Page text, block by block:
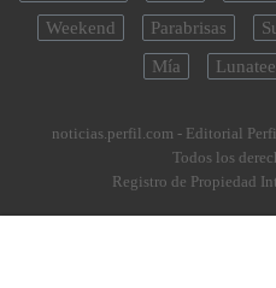
Weekend
Parabrisas
Mía
noticias.perfil.com - Editorial
Todos los
Registro de Propiedad